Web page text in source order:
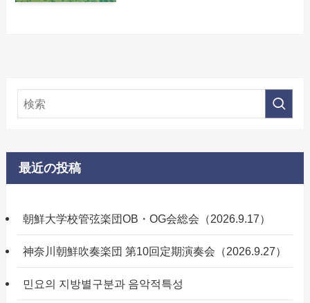
最近の投稿
朝鮮大学校管弦楽団OB・OG会総会（2026.9.17）
神奈川朝鮮吹奏楽団 第10回定期演奏会（2026.9.27）
민요의 지방별구분과 음악적특성